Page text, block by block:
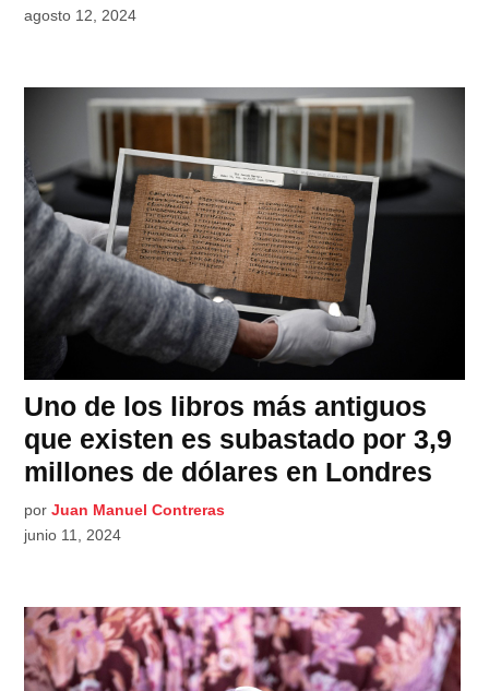
agosto 12, 2024
Uno de los libros más antiguos
que existen es subastado por 3,9
millones de dólares en Londres
por Juan Manuel Contreras
junio 11, 2024